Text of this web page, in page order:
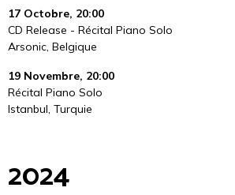
​17 Octobre, 20:00
CD Release - Récital Piano Solo
Arsonic, Belgique
​19 Novembre, 20:00
Récital Piano Solo
Istanbul, Turquie
2024